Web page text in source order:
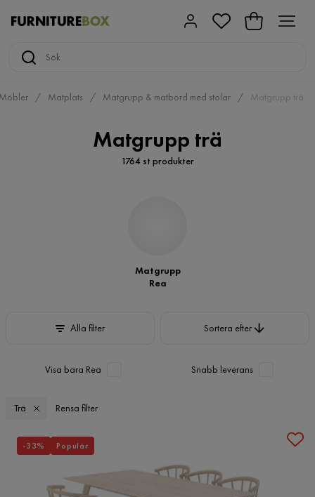
Matplats Matgrupp & matbord med stolar Matgrupp trä
Matgrupp trä
1764 st produkter
Matgrupp
Rea
Alla filter Sortera efter
Visa bara Rea Snabb leverans
Trä Rensa filter
-33% Populär